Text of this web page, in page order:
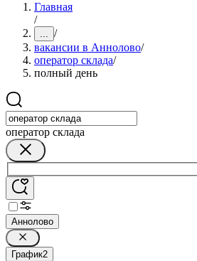
Главная
/
... /
вакансии в Аннолово/
оператор склада/
полный день
оператор склада
Аннолово
График2